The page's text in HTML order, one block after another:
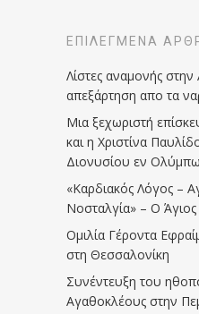
ΕΠΙΛΕΓΜΈΝΑ
Λίστες αναμονής στην
απεξάρτηση απο τα
Μια ξεχωριστή
και η Χριστίνα
Διονυσίου εν Ολύμπω
«Καρδιακός Λόγος –
Νοσταλγία» – Ο Άγιος
Ομιλία Γέροντα
στη Θεσσαλονίκη
Συνέντευξη του
Αγαθοκλέους στην